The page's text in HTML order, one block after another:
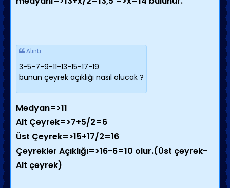
Alıntı
3-5-7-9-11-13-15-17-19
bunun çeyrek açıklığı nasıl olucak ?
Medyan=>11
Alt Çeyrek=>7+5/2=6
Üst Çeyrek=>15+17/2=16
Çeyrekler Açıklığı=>16-6=10 olur.(Üst çeyrek-
Alt çeyrek)